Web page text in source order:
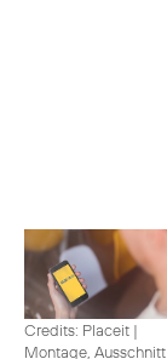
Credits: Placeit |
Montage, Ausschnitt